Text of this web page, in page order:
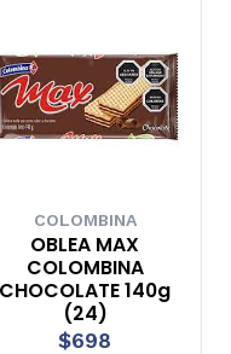
COLOMBINA
OBLEA MAX
COLOMBINA
CHOCOLATE 140g
(24)
$698